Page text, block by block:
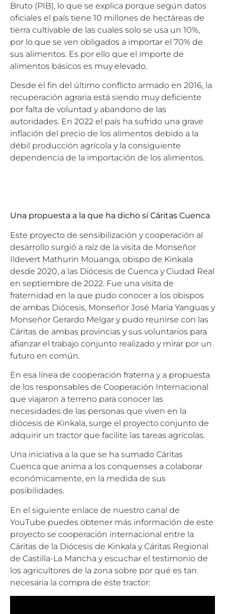
Bruto (PIB), lo que se explica porque según datos
oficiales el país tiene 10 millones de hectáreas de
tierra cultivable de las cuales solo se usa un 10%,
por lo que se ven obligados a importar el 70% de
sus alimentos. Es por ello que el importe de
alimentos básicos es muy elevado.
Desde el fin del último conflicto armado en 2016, la
recuperación agraria está siendo muy deficiente
por falta de voluntad y abandono de las
autoridades. En 2022 el país ha sufrido una grave
inflación del precio de los alimentos debido a la
débil producción agrícola y la consiguiente
dependencia de la importación de los alimentos.
Una propuesta a la que ha dicho sí Cáritas Cuenca
Este proyecto de sensibilización y cooperación al
desarrollo surgió a raíz de la visita de Monseñor
Ildevert Mathurin Mouanga, obispo de Kinkala
desde 2020, a las Diócesis de Cuenca y Ciudad Real
en septiembre de 2022. Fue una visita de
fraternidad en la que pudo conocer a los obispos
de ambas Diócesis, Monseñor José María Yanguas y
Monseñor Gerardo Melgar y pudo reunirse con las
Cáritas de ambas provincias y sus voluntarios para
afianzar el trabajo conjunto realizado y mirar por un
futuro en común.
En esa línea de cooperación fraterna y a propuesta
de los responsables de Cooperación Internacional
que viajaron a terreno para conocer las
necesidades de las personas que viven en la
diócesis de Kinkala, surge el proyecto conjunto de
adquirir un tractor que facilite las tareas agrícolas.
Una iniciativa a la que se ha sumado Cáritas
Cuenca que anima a los conquenses a colaborar
económicamente, en la medida de sus
posibilidades.
En el siguiente enlace de nuestro canal de
YouTube puedes obtener más información de este
proyecto se cooperación internacional entre la
Cáritas de la Diócesis de Kinkala y Cáritas Regional
de Castilla-La Mancha y escuchar el testimonio de
los agricultores de la zona sobre por qué es tan
necesaria la compra de este tractor: